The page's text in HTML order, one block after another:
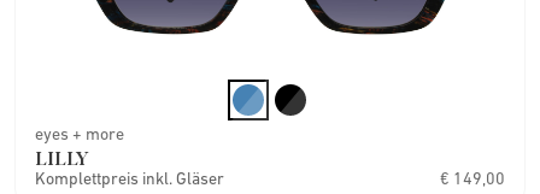
eyes + more
LILLY
Komplettpreis inkl. Gläser € 149,00